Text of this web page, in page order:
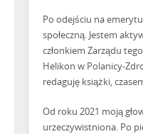
Po odejściu na
społeczną. Jestem
członkiem Zarządu
Helikon w Polanicy-
redaguję książki,
Od roku 2021 moją
urzeczywistniona. Po